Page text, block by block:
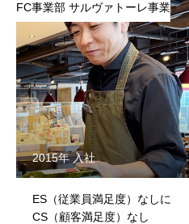
FC事業部 サルヴァトーレ事業
2015年 入社
ES（従業員満足度）なしに
CS（顧客満足度）なし